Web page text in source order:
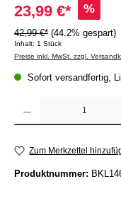
23,99 €* %
42,99 €* (44.2% gespart)
Inhalt: 1 Stück
Preise inkl. MwSt. zzgl.
Sofort versandfertig,
Produkt Anzahl: Gib den
Zum Merkzettel
Produktnummer: